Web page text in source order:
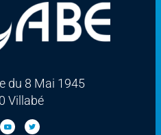
du 8 Mai 1945
Villabé